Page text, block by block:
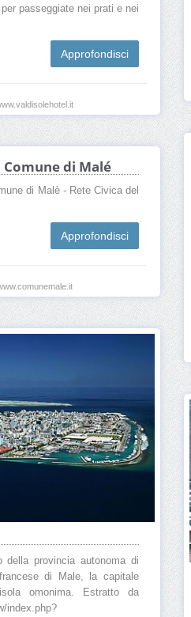
passeggiate nei prati e nei
Approfondisci
di Malé
di Malè - Rete Civica del
Approfondisci
della provincia autonoma di
di Male, la capitale
omonima. Estratto da
index.php?